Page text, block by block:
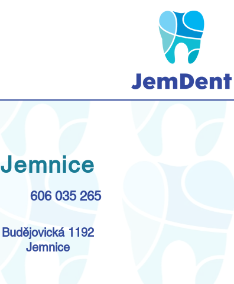
Jemnice
606 035 265
Budějovická 1192
Jemnice